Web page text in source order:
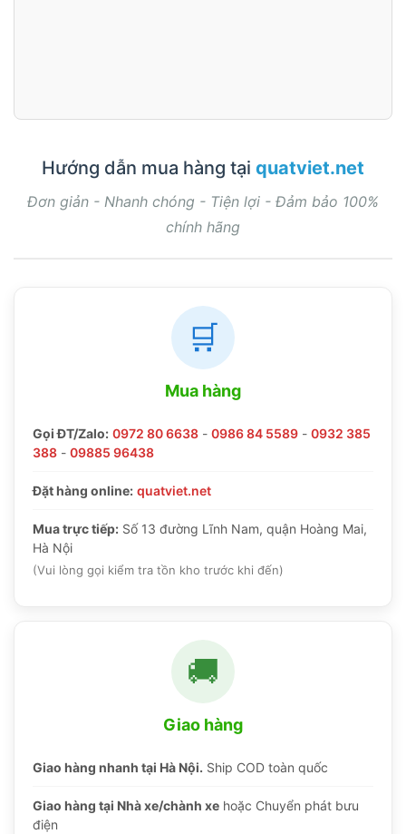
Hướng dẫn mua hàng tại quatviet.net
Đơn giản - Nhanh chóng - Tiện lợi - Đảm bảo 100%
chính hãng
🛒
Mua hàng
Gọi ĐT/Zalo: 0972 80 6638 - 0986 84 5589 - 0932 385
388 - 09885 96438
Đặt hàng online: quatviet.net
Mua trực tiếp: Số 13 đường Lĩnh Nam, quận Hoàng Mai,
Hà Nội
(Vui lòng gọi kiểm tra tồn kho trước khi đến)
🚚
Giao hàng
Giao hàng nhanh tại Hà Nội. Ship COD toàn quốc
Giao hàng tại Nhà xe/chành xe hoặc Chuyển phát bưu
điện